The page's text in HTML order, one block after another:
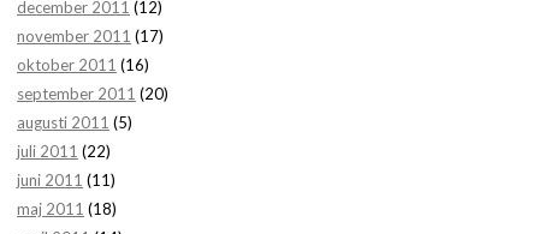
december 2011 (12)
november 2011 (17)
oktober 2011 (16)
september 2011 (20)
augusti 2011 (5)
juli 2011 (22)
juni 2011 (11)
maj 2011 (18)